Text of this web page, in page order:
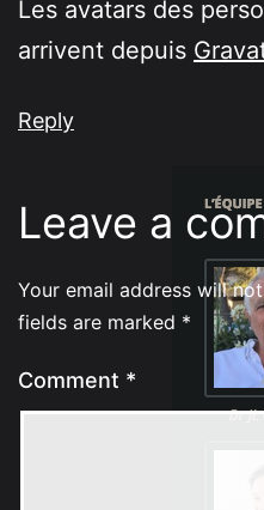
Les avatars des
arrivent depuis
Reply
Leave a
Your email address will
fields are marked *
Comment *